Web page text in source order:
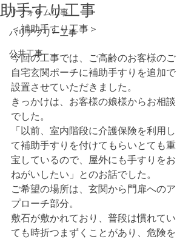
リフォーム工事
バリアフリー工事
公共工事
助手すり工事
＜補助手すり工事＞
今回の工事では、ご高齢のお客様のご
自宅玄関ポーチに補助手すりを追加で
設置させていただきました。
きっかけは、お客様の娘様からお相談
でした。
「以前、室内階段に介護保険を利用し
て補助手すりを付けてもらいとても重
宝しているので、屋外にも手すりをお
ねがいしたい」とのお話でした。
ご希望の場所は、玄関から門扉へのア
プローチ部分。
敷石が敷かれており、普段は慣れてい
ても時折つまずくことがあり、危険を